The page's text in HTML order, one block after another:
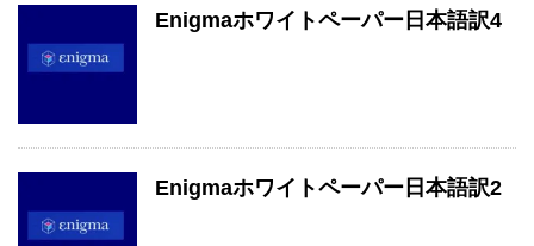
Enigmaホワイトペーパー日本語訳4
Enigmaホワイトペーパー日本語訳2